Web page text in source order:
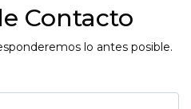
Contacto
lo antes posible.